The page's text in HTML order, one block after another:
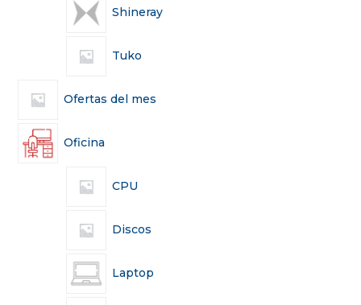
Shineray
Tuko
Ofertas del mes
Oficina
CPU
Discos
Laptop